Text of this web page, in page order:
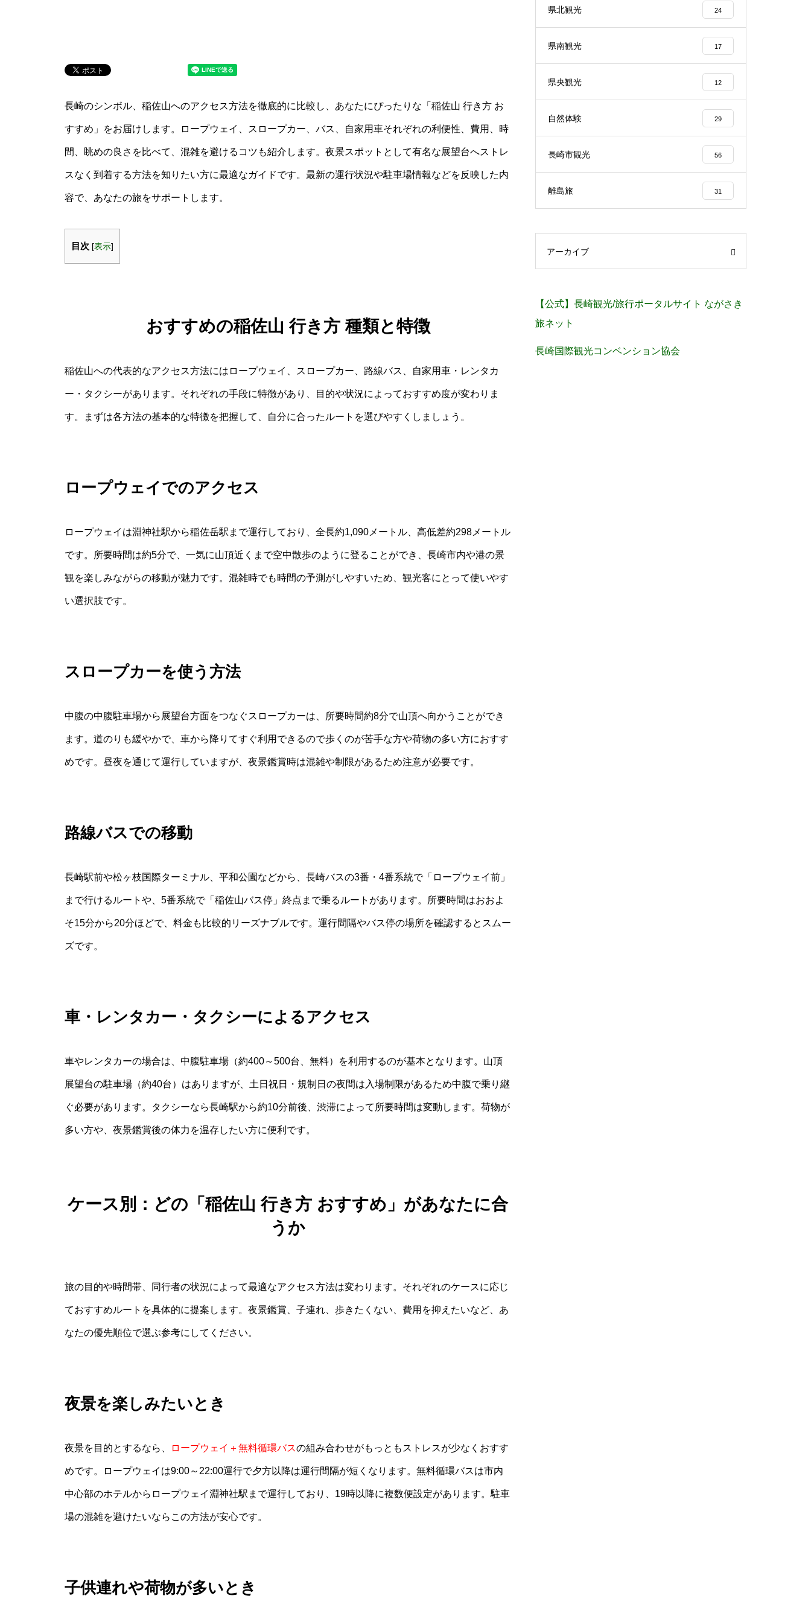
長崎のシンボル、稲佐山へのアクセス方法を徹底的に比較し、あなたにぴったりな「稲佐山 行き方 お
すすめ」をお届けします。ロープウェイ、スロープカー、バス、自家用車それぞれの利便性、費用、時
間、眺めの良さを比べて、混雑を避けるコツも紹介します。夜景スポットとして有名な展望台へストレ
スなく到着する方法を知りたい方に最適なガイドです。最新の運行状況や駐車場情報などを反映した内
容で、あなたの旅をサポートします。
目次 [表示]
おすすめの稲佐山 行き方 種類と特徴
稲佐山への代表的なアクセス方法にはロープウェイ、スロープカー、路線バス、自家用車・レンタカ
ー・タクシーがあります。それぞれの手段に特徴があり、目的や状況によっておすすめ度が変わりま
す。まずは各方法の基本的な特徴を把握して、自分に合ったルートを選びやすくしましょう。
ロープウェイでのアクセス
ロープウェイは淵神社駅から稲佐岳駅まで運行しており、全長約1,090メートル、高低差約298メートル
です。所要時間は約5分で、一気に山頂近くまで空中散歩のように登ることができ、長崎市内や港の景
観を楽しみながらの移動が魅力です。混雑時でも時間の予測がしやすいため、観光客にとって使いやす
い選択肢です。
スロープカーを使う方法
中腹の中腹駐車場から展望台方面をつなぐスロープカーは、所要時間約8分で山頂へ向かうことができ
ます。道のりも緩やかで、車から降りてすぐ利用できるので歩くのが苦手な方や荷物の多い方におすす
めです。昼夜を通じて運行していますが、夜景鑑賞時は混雑や制限があるため注意が必要です。
路線バスでの移動
長崎駅前や松ヶ枝国際ターミナル、平和公園などから、長崎バスの3番・4番系統で「ロープウェイ前」
まで行けるルートや、5番系統で「稲佐山バス停」終点まで乗るルートがあります。所要時間はおおよ
そ15分から20分ほどで、料金も比較的リーズナブルです。運行間隔やバス停の場所を確認するとスムー
ズです。
車・レンタカー・タクシーによるアクセス
車やレンタカーの場合は、中腹駐車場（約400～500台、無料）を利用するのが基本となります。山頂
展望台の駐車場（約40台）はありますが、土日祝日・規制日の夜間は入場制限があるため中腹で乗り継
ぐ必要があります。タクシーなら長崎駅から約10分前後、渋滞によって所要時間は変動します。荷物が
多い方や、夜景鑑賞後の体力を温存したい方に便利です。
ケース別：どの「稲佐山 行き方 おすすめ」があなたに合
うか
旅の目的や時間帯、同行者の状況によって最適なアクセス方法は変わります。それぞれのケースに応じ
ておすすめルートを具体的に提案します。夜景鑑賞、子連れ、歩きたくない、費用を抑えたいなど、あ
なたの優先順位で選ぶ参考にしてください。
夜景を楽しみたいとき
夜景を目的とするなら、 ロープウェイ＋無料循環バスの組み合わせがもっともストレスが少なくおすす
めです。ロープウェイは9:00～22:00運行で夕方以降は運行間隔が短くなります。無料循環バスは市内
中心部のホテルからロープウェイ淵神社駅まで運行しており、19時以降に複数便設定があります。駐車
場の混雑を避けたいならこの方法が安心です。
子供連れや荷物が多いとき
県北観光 24
県南観光 17
県央観光 12
自然体験 29
長崎市観光 56
離島旅 31
アーカイブ
【公式】長崎観光/旅行ポータルサイト ながさき
旅ネット
長崎国際観光コンベンション協会